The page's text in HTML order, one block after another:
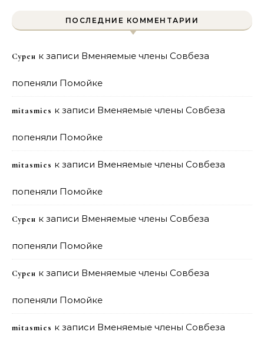
ПОСЛЕДНИЕ КОММЕНТАРИИ
Сурен к записи Вменяемые члены Совбеза
попеняли Помойке
mitasmies к записи Вменяемые члены Совбеза
попеняли Помойке
mitasmies к записи Вменяемые члены Совбеза
попеняли Помойке
Сурен к записи Вменяемые члены Совбеза
попеняли Помойке
Сурен к записи Вменяемые члены Совбеза
попеняли Помойке
mitasmies к записи Вменяемые члены Совбеза